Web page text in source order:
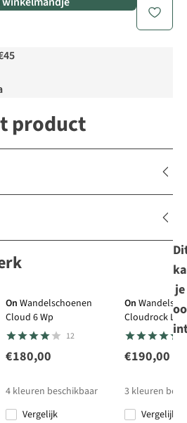
product
On Wandelschoenen
Cloud 6 Wp
12
€180,00
4 kleuren beschikbaar
Vergelijk
On
Cloudrock
Waterproof
€190,00
3 kleuren
Vergelijk
je